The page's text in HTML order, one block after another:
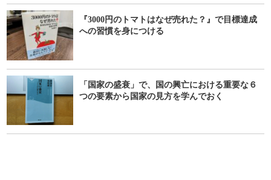
『3000円のトマトはなぜ売れた？』で目標達成
への習慣を身につける
「国家の盛衰」で、国の興亡における重要な６
つの要素から国家の見方を学んでおく